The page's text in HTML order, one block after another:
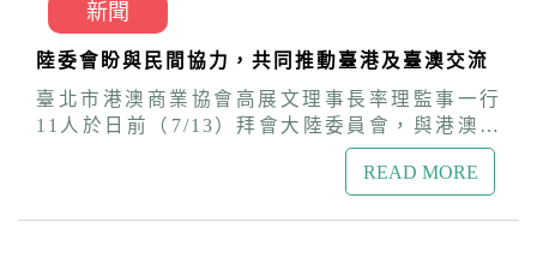
黃廷輝副秘書長及李添盛副組長頒獎予前3名球
隊。此次參賽各隊均有3次在場上獻技的機會，許
多久未參賽的球員均大呼過癮；球員眷屬則於場
邊參與親子趣味足球活動，氣氛輕鬆歡樂又有
趣，大家一起共同歡度了一個美好的假日午后時
光。 策進會表示，今年參賽的成人隊伍共有6
隊，其中以在臺香港及澳門朋友為主的共有3隊，
臺港成員共組的共有3隊。許多香港人士來臺落地
生根，不論是形成各自的生活圈，或是已經逐步
多元活動為臺港交流注入新的動能。 詹董事長說
明，策進會規劃在今年下半年辦理十餘項以臺港
為主題之交流活動，包括臺港食品產業交流團、
臺港文化合作論壇、臺港旅遊觀光交流、臺港澳
學生職涯培訓及地方參訪、香港主題影展、港人
生活經驗分享podcast、港人適應生活講座、臺港
友誼盃足球交流賽、「我城與我們-港情港事」
podcast、「2023港覺濠台」IG圖文徵選活動、
好友港節市集等系列活動。期盼透過多元活動促
新聞
陸委會盼與民間協力，共同推動臺港及臺澳交流
臺北市港澳商業協會高展文理事長率理監事一行
11人於日前（7/13）拜會大陸委員會，與港澳蒙
藏處處長兼策進會秘書長盧長水座談，就政府與
民間協力推動臺港澳交流進行意見交換。針對高
READ MORE